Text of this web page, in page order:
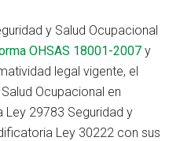
y Salud Ocupacional
OHSAS 18001-2007 y
legal vigente, el
Ocupacional en
Ley 29783 Seguridad y
Ley 30222 con sus